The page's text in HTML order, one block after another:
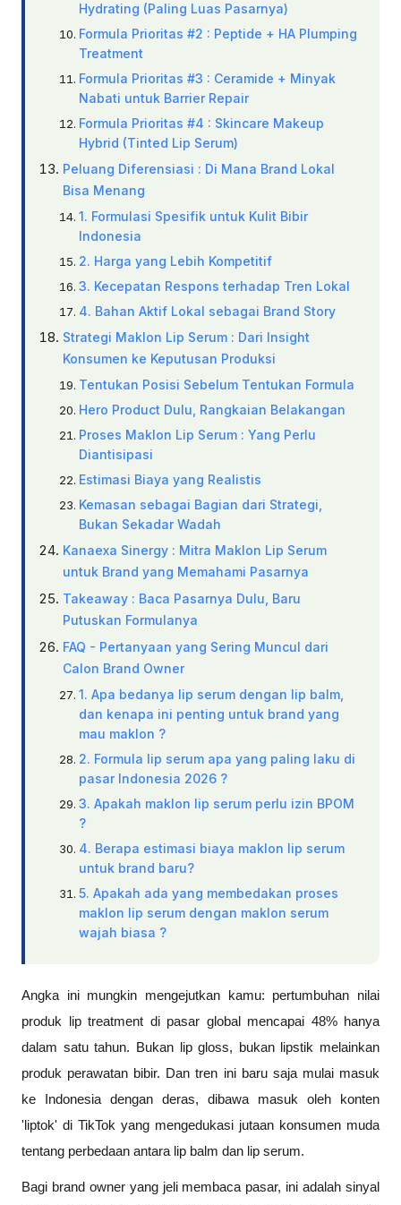
Hydrating (Paling Luas Pasarnya)
Formula Prioritas #2 : Peptide + HA Plumping
Treatment
Formula Prioritas #3 : Ceramide + Minyak
Nabati untuk Barrier Repair
Formula Prioritas #4 : Skincare Makeup
Hybrid (Tinted Lip Serum)
Peluang Diferensiasi : Di Mana Brand Lokal
Bisa Menang
1. Formulasi Spesifik untuk Kulit Bibir
Indonesia
2. Harga yang Lebih Kompetitif
3. Kecepatan Respons terhadap Tren Lokal
4. Bahan Aktif Lokal sebagai Brand Story
Strategi Maklon Lip Serum : Dari Insight
Konsumen ke Keputusan Produksi
Tentukan Posisi Sebelum Tentukan Formula
Hero Product Dulu, Rangkaian Belakangan
Proses Maklon Lip Serum : Yang Perlu
Diantisipasi
Estimasi Biaya yang Realistis
Kemasan sebagai Bagian dari Strategi,
Bukan Sekadar Wadah
Kanaexa Sinergy : Mitra Maklon Lip Serum
untuk Brand yang Memahami Pasarnya
Takeaway : Baca Pasarnya Dulu, Baru
Putuskan Formulanya
FAQ - Pertanyaan yang Sering Muncul dari
Calon Brand Owner
1. Apa bedanya lip serum dengan lip balm,
dan kenapa ini penting untuk brand yang
mau maklon ?
2. Formula lip serum apa yang paling laku di
pasar Indonesia 2026 ?
3. Apakah maklon lip serum perlu izin BPOM
?
4. Berapa estimasi biaya maklon lip serum
untuk brand baru?
5. Apakah ada yang membedakan proses
maklon lip serum dengan maklon serum
wajah biasa ?
Angka ini mungkin mengejutkan kamu: pertumbuhan nilai
produk lip treatment di pasar global mencapai 48% hanya
dalam satu tahun. Bukan lip gloss, bukan lipstik melainkan
produk perawatan bibir. Dan tren ini baru saja mulai masuk
ke Indonesia dengan deras, dibawa masuk oleh konten
'liptok' di TikTok yang mengedukasi jutaan konsumen muda
tentang perbedaan antara lip balm dan lip serum.
Bagi brand owner yang jeli membaca pasar, ini adalah sinyal